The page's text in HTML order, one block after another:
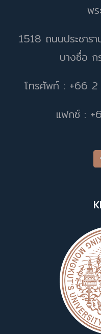
พ
1518 ถนนประชาร
บางซื่อ
โทรศัพท์ : +66
แฟกซ์ :